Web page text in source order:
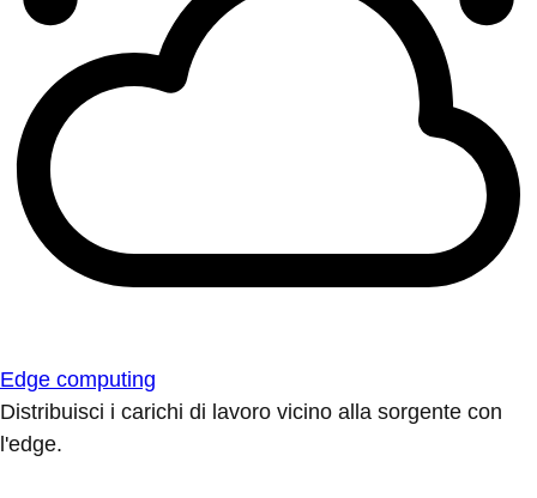
Edge computing
Distribuisci i carichi di lavoro vicino alla sorgente con
l'edge.